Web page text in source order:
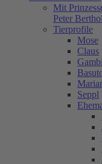
Mit
Peter
Tierprofile
Mose
Claus
Seppl